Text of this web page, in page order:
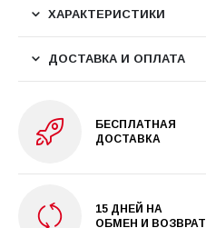
ХАРАКТЕРИСТИКИ
ДОСТАВКА И ОПЛАТА
БЕСПЛАТНАЯ
ДОСТАВКА
15 ДНЕЙ НА
ОБМЕН И ВОЗВРАТ